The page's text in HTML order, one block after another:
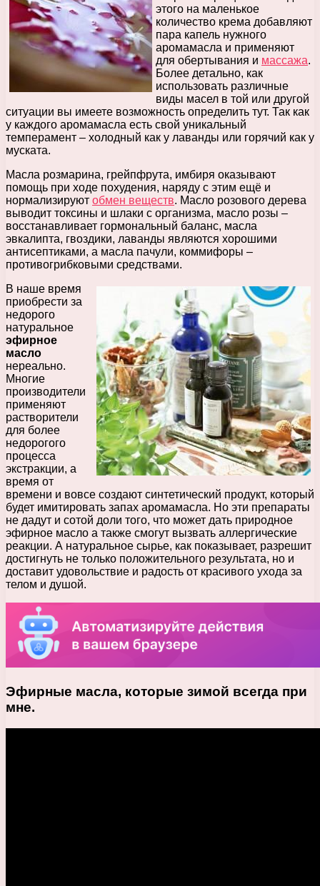
этого на маленькое
количество крема добавляют
пара капель нужного
аромамасла и применяют
для обертывания и массажа.
Более детально, как
использовать различные
виды масел в той или другой
ситуации вы имеете возможность определить тут. Так как
у каждого аромамасла есть свой уникальный
темперамент – холодный как у лаванды или горячий как у
муската.
Масла розмарина, грейпфрута, имбиря оказывают
помощь при ходе похудения, наряду с этим ещё и
нормализируют обмен веществ. Масло розового дерева
выводит токсины и шлаки с организма, масло розы –
восстанавливает гормональный баланс, масла
эвкалипта, гвоздики, лаванды являются хорошими
антисептиками, а масла пачули, коммифоры –
противогрибковыми средствами.
В наше время
приобрести за
недорого
натуральное
эфирное
масло
нереально.
Многие
производители
применяют
растворители
для более
недорогого
процесса
экстракции, а
время от
времени и вовсе создают синтетический продукт, который
будет имитировать запах аромамасла. Но эти препараты
не дадут и сотой доли того, что может дать природное
эфирное масло а также смогут вызвать аллергические
реакции. А натуральное сырье, как показывает, разрешит
достигнуть не только положительного результата, но и
доставит удовольствие и радость от красивого ухода за
телом и душой.
Эфирные масла, которые зимой всегда при
мне.